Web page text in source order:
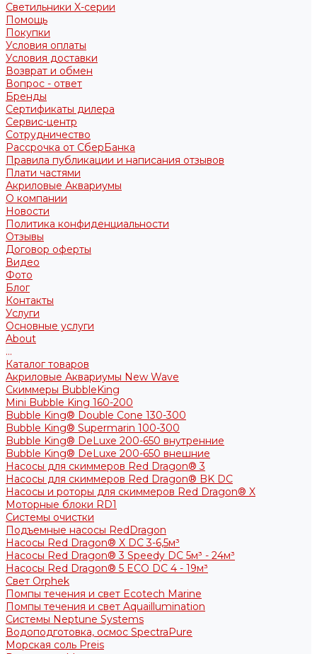
Светильники X-серии
Помощь
Покупки
Условия оплаты
Условия доставки
Возврат и обмен
Вопрос - ответ
Бренды
Сертификаты дилера
Сервис-центр
Сотрудничество
Рассрочка от СберБанка
Правила публикации и написания отзывов
Плати частями
Акриловые Аквариумы
О компании
Новости
Политика конфиденциальности
Отзывы
Договор оферты
Видео
Фото
Блог
Контакты
Услуги
Основные услуги
About
...
Каталог товаров
Акриловые Аквариумы New Wave
Скиммеры BubbleKing
Mini Bubble King 160-200
Bubble King® Double Cone 130-300
Bubble King® Supermarin 100-300
Bubble King® DeLuxe 200-650 внутренние
Bubble King® DeLuxe 200-650 внешние
Насосы для скиммеров Red Dragon® 3
Насосы для скиммеров Red Dragon® BK DC
Насосы и роторы для скиммеров Red Dragon® X
Моторные блоки RD1
Системы очистки
Подъемные насосы RedDragon
Насосы Red Dragon® X DC 3-6,5м³
Насосы Red Dragon® 3 Speedy DC 5м³ - 24м³
Насосы Red Dragon® 5 ECO DC 4 - 19м³
Свет Orphek
Помпы течения и свет Ecotech Marine
Помпы течения и свет Aquaillumination
Системы Neptune Systems
Водоподготовка, осмос SpectraPure
Морская соль Preis